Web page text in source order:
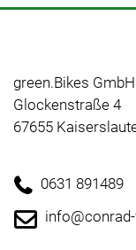
green.Bikes GmbH
Glockenstraße 4
67655
0631 891489